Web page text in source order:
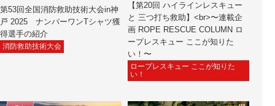
第53回全国消防救助技術大会in神
戸 2025 ナンバーワンTシャツ獲
得選手の紹介
消防救助技術大会
【第20回 ハイラインレスキュー
と 三つ打ち救助】<br>〜連載企
画 ROPE RESCUE COLUMN ロ
ープレスキュー ここが知りた
い！〜
ロープレスキュー ここが知りた
い！